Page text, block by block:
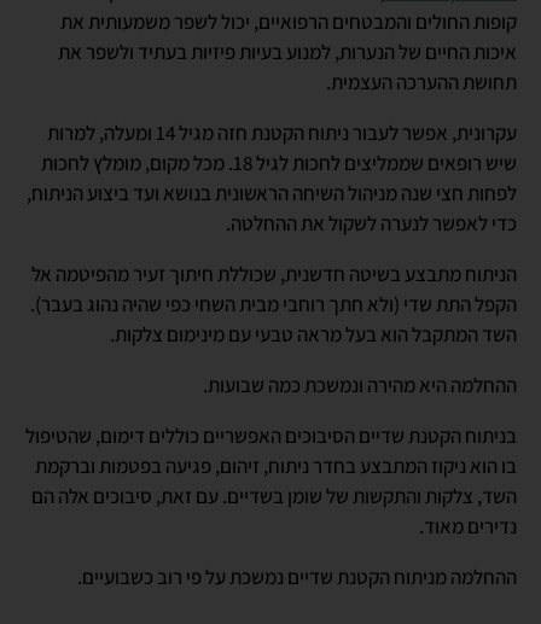
קופות החולים והמבטחים הרפואיים, יכול לשפר משמעותית את
איכות החיים של הנערות, למנוע בעיות פיזיות בעתיד ולשפר את
תחושת ההערכה העצמית.
עקרונית, אפשר לעבור ניתוח הקטנת חזה מגיל 14 ומעלה, למרות
שיש רופאים שממליצים לחכות לגיל 18. מכל מקום, מומלץ לחכות
לפחות חצי שנה מניהול השיחה הראשונית בנושא ועד ביצוע הניתוח,
כדי לאפשר לנערה לשקול את ההחלטה.
הניתוח מתבצע בשיטה חדשנית, שכוללת חיתוך זעיר מהפיטמה אל
הקפל התת שדי (ולא חתך רוחבי מבית השחי כפי שהיה נהוג בעבר).
השד המתקבל הוא בעל מראה טבעי עם מינימום צלקות.
ההחלמה היא מהירה ונמשכת כמה שבועות.
בניתוח הקטנת שדיים הסיבוכים האפשריים כוללים דימום, שהטיפול
בו הוא ניקוז המתבצע בחדר ניתוח, זיהום, פגיעה בפטמות וברקמת
השד, צלקות והתקשות של שומן בשדיים. עם זאת, סיבוכים אלה הם
נדירים מאוד.
ההחלמה מניתוח הקטנת שדיים נמשכת על פי רוב כשבועיים.